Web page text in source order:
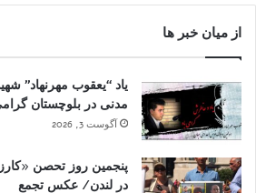
از میان خبر ها
یاد “یعقوب مهرنهاد”
مدنی در بلوچستان
آگوست 3, 2026
پنجمین روز تحصن
در لندن/ عکس تجمع